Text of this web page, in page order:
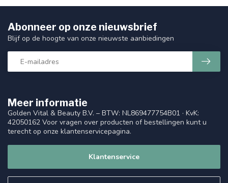
Meer informatie
Golden Vital & Beauty B.V. – BTW: NL869477754B01 · KvK:
42050162 Voor vragen over producten of bestellingen kunt u
terecht op onze klantenservicepagina.
Klantenservice
Abonneer op onze nieuwsbrief
Blijf op de hoogte van onze nieuwste aanbiedingen